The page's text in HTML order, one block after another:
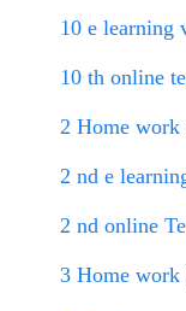
10 e learning
10 th online
2 Home work
2 nd e
2 nd online
3 Home work